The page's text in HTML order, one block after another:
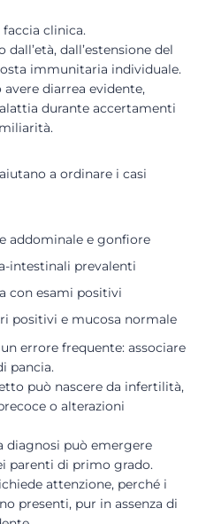
faccia clinica.
dall’estensione del
immunitaria individuale.
diarrea evidente,
durante accertamenti
a ordinare i casi
addominale e gonfiore
intestinali prevalenti
con esami positivi
positivi e mucosa normale
errore frequente: associare
pancia.
può nascere da infertilità,
o alterazioni
diagnosi può emergere
parenti di primo grado.
attenzione, perché i
presenti, pur in assenza di